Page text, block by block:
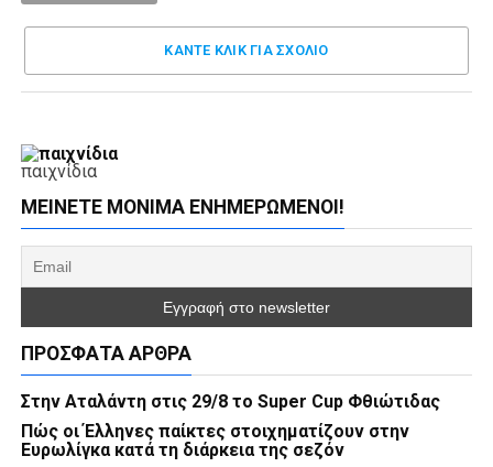
ΚΑΝΤΕ ΚΛΊΚ ΓΙΑ ΣΧΌΛΙΟ
παιχνίδια
ΜΕΊΝΕΤΕ ΜΌΝΙΜΑ ΕΝΗΜΕΡΏΜΕΝΟΙ!
ΠΡΌΣΦΑΤΑ ΆΡΘΡΑ
Στην Αταλάντη στις 29/8 το Super Cup Φθιώτιδας
Πώς οι Έλληνες παίκτες στοιχηματίζουν στην
Ευρωλίγκα κατά τη διάρκεια της σεζόν